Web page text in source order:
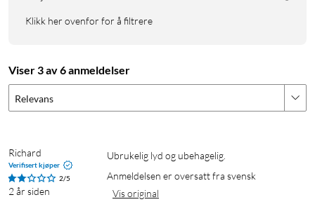
Klikk her ovenfor for å filtrere
Viser 3 av 6 anmeldelser
Relevans
Richard
Verifisert kjøper
2/5
2 år siden
Ubrukelig lyd og ubehagelig.
Anmeldelsen er oversatt fra svensk
Vis original